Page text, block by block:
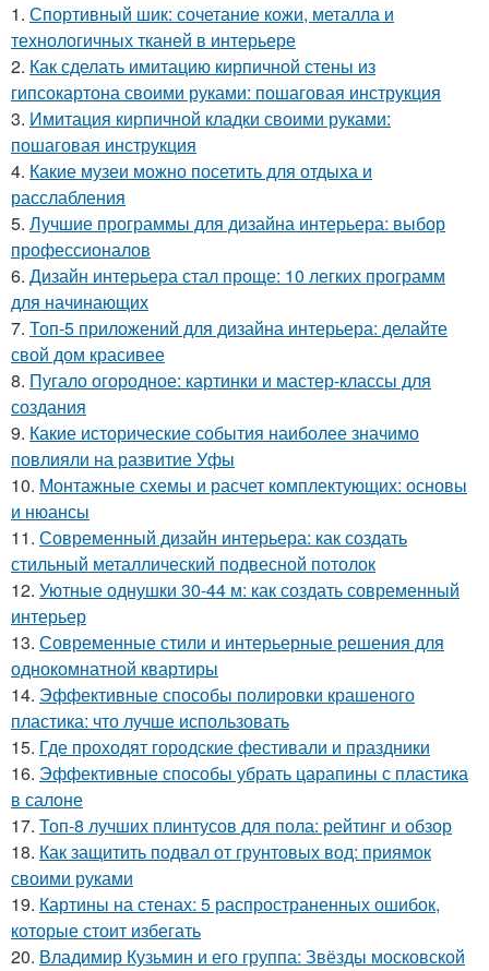
1. Спортивный шик: сочетание кожи, металла и
технологичных тканей в интерьере
2. Как сделать имитацию кирпичной стены из
гипсокартона своими руками: пошаговая инструкция
3. Имитация кирпичной кладки своими руками:
пошаговая инструкция
4. Какие музеи можно посетить для отдыха и
расслабления
5. Лучшие программы для дизайна интерьера: выбор
профессионалов
6. Дизайн интерьера стал проще: 10 легких программ
для начинающих
7. Топ-5 приложений для дизайна интерьера: делайте
свой дом красивее
8. Пугало огородное: картинки и мастер-классы для
создания
9. Какие исторические события наиболее значимо
повлияли на развитие Уфы
10. Монтажные схемы и расчет комплектующих: основы
и нюансы
11. Современный дизайн интерьера: как создать
стильный металлический подвесной потолок
12. Уютные однушки 30-44 м: как создать современный
интерьер
13. Современные стили и интерьерные решения для
однокомнатной квартиры
14. Эффективные способы полировки крашеного
пластика: что лучше использовать
15. Где проходят городские фестивали и праздники
16. Эффективные способы убрать царапины с пластика
в салоне
17. Топ-8 лучших плинтусов для пола: рейтинг и обзор
18. Как защитить подвал от грунтовых вод: приямок
своими руками
19. Картины на стенах: 5 распространенных ошибок,
которые стоит избегать
20. Владимир Кузьмин и его группа: Звёзды московской